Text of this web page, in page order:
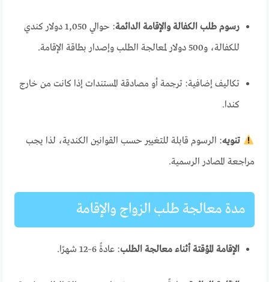
رسوم طلب الكفالة والإقامة الدائمة
: حوالي 1,050 دولار كندي
للكفالة، و500 دولار لمعالجة الطلب وإصدار بطاقة الإقامة.
تكاليف إضافية: ترجمة أو مصادقة المستندات إذا كانت من خارج
كندا.
تنويه: الرسوم قابلة للتغيير حسب القوانين الكندية، لذا يجب
مراجعة المصادر الرسمية.
مدة معالجة طلب الزواج والإقامة
الإقامة المؤقتة أثناء معالجة الطلب: عادةً 6–12 شهرًا.